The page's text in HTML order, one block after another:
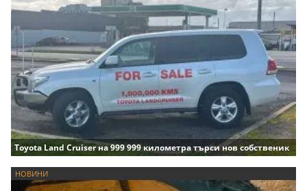
Toyota Land Cruiser на 999 999 километра търси нов собственик
НОВИНИ